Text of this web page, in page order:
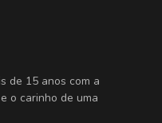
de 15 anos com a
o carinho de uma